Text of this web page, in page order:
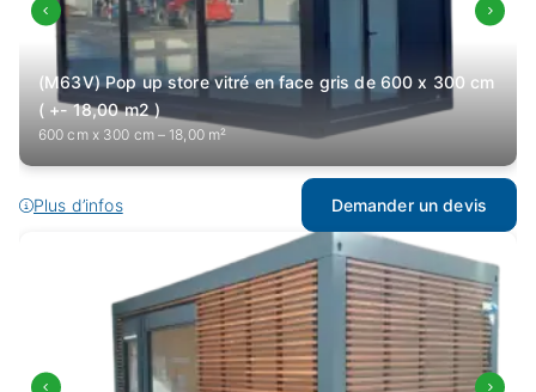
(M63V) Pop up store vitré en face gris de 600 x 300 cm
( +- 18,00 m2 )
600 cm x 300 cm – 18,00 m²
Plus d’infos Demander un devis